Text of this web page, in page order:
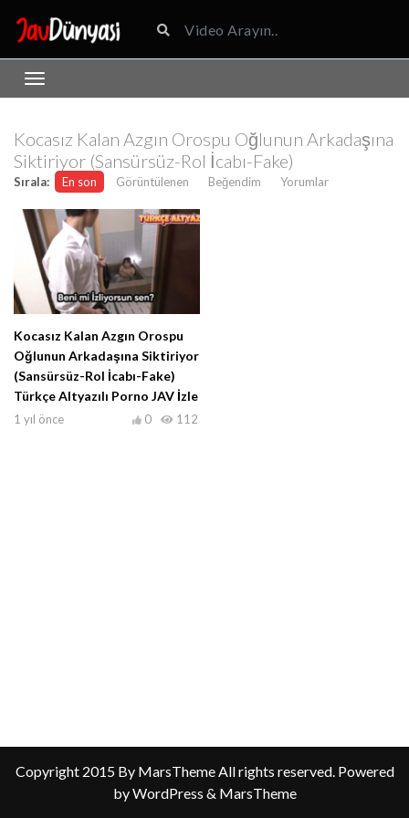
Kocasız Kalan Azgın Orospu Oğlunun Arkadaşına
Siktiriyor (Sansürsüz-Rol İcabı-Fake)
Sırala: En son Görüntülenen Beğendim Yorumlar
Kocasız Kalan Azgın Orospu
Oğlunun Arkadaşına Siktiriyor
(Sansürsüz-Rol İcabı-Fake)
Türkçe Altyazılı Porno JAV İzle
1 yıl önce 112
0
Copyright 2015 By MarsTheme All rights reserved. Powered
by WordPress & MarsTheme